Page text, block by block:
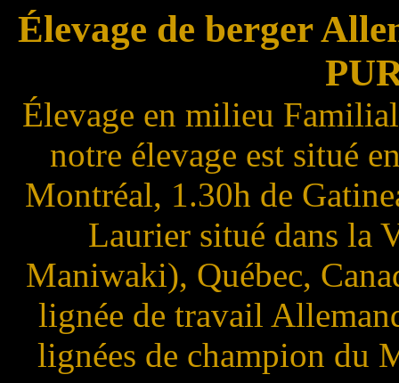
Élevage de berger
Élevage en milieu
notre élevage est situé
Montréal, 1.30h de
Laurier situé dans la
Maniwaki), Québec,
lignée de travail
lignées de champion du